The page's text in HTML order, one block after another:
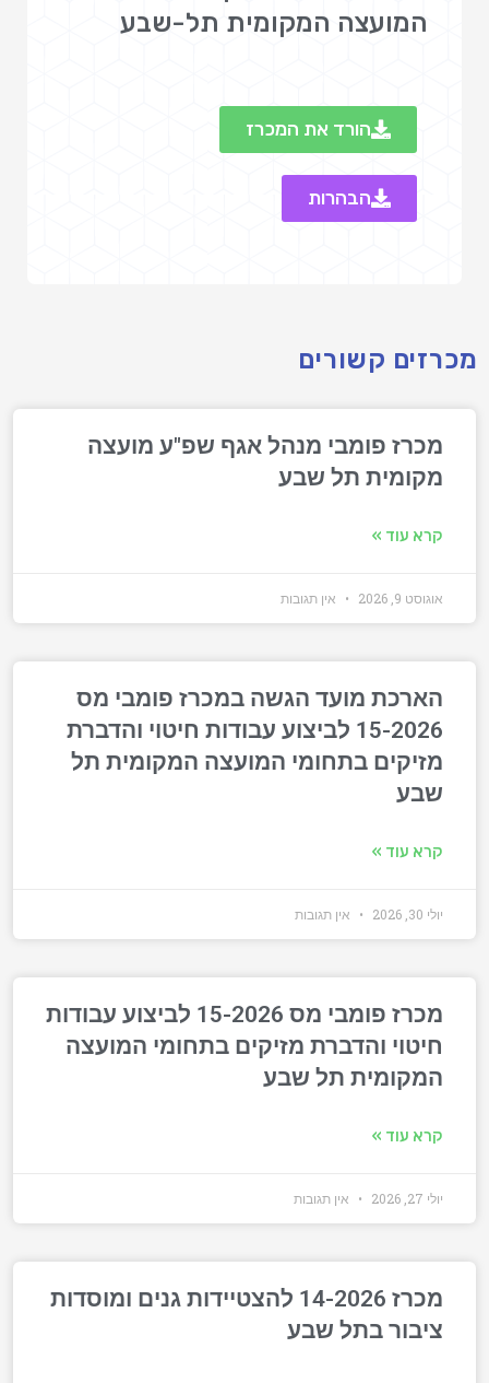
המועצה המקומית תל-שבע
הורד את המכרז
הבהרות
מכרזים קשורים
מכרז פומבי מנהל אגף שפ"ע מועצה
מקומית תל שבע
קרא עוד »
אוגוסט 9, 2026 אין תגובות
הארכת מועד הגשה במכרז פומבי מס
15-2026 לביצוע עבודות חיטוי והדברת
מזיקים בתחומי המועצה המקומית תל
שבע
קרא עוד »
יולי 30, 2026 אין תגובות
מכרז פומבי מס 15-2026 לביצוע עבודות
חיטוי והדברת מזיקים בתחומי המועצה
המקומית תל שבע
קרא עוד »
יולי 27, 2026 אין תגובות
מכרז 14-2026 להצטיידות גנים ומוסדות
ציבור בתל שבע